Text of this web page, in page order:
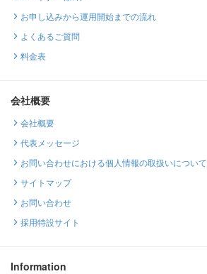
お申し込みから運用開始までの流れ
よくあるご質問
料金表
会社概要
会社概要
代表メッセージ
お問い合わせにおける個人情報の取扱いについて
サイトマップ
お問い合わせ
採用特設サイト
Information